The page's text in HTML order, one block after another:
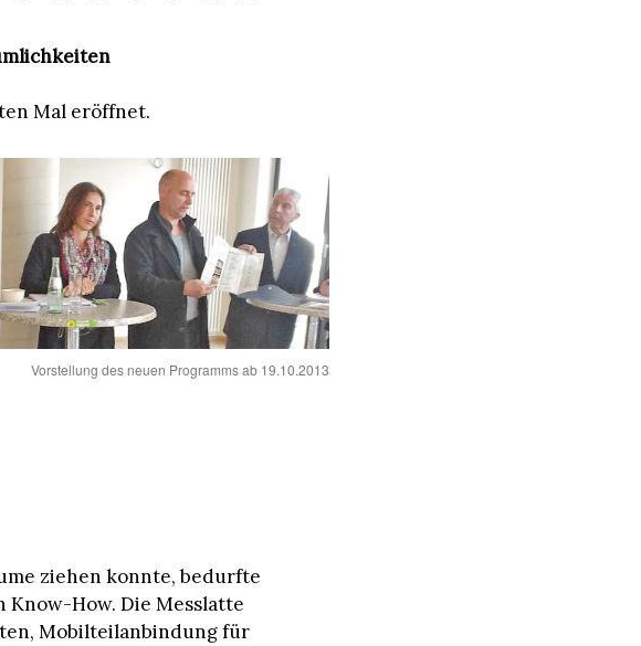
Mal eröffnet.
Vorstellung des neuen Programms ab 19.10.2013
ziehen konnte, bedurfte
Know-How. Die Messlatte
Mobilteilanbindung für